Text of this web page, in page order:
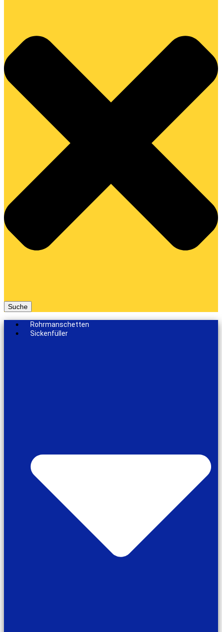
Suche
Rohrmanschetten
Sickenfüller